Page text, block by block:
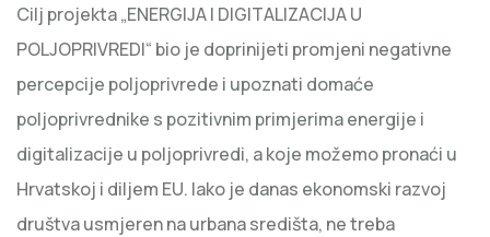
Cilj projekta „ENERGIJA I DIGITALIZACIJA U
POLJOPRIVREDI“ bio je doprinijeti promjeni negativne
percepcije poljoprivrede i upoznati domaće
poljoprivrednike s pozitivnim primjerima energije i
digitalizacije u poljoprivredi, a koje možemo pronaći u
Hrvatskoj i diljem EU. Iako je danas ekonomski razvoj
društva usmjeren na urbana središta, ne treba